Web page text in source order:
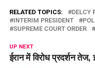
RELATED TOPICS: DELCY
INTERIM PRESIDENT
SUPREME COURT ORDER
UP NEXT
ईरान में विरोध प्रदर्शन